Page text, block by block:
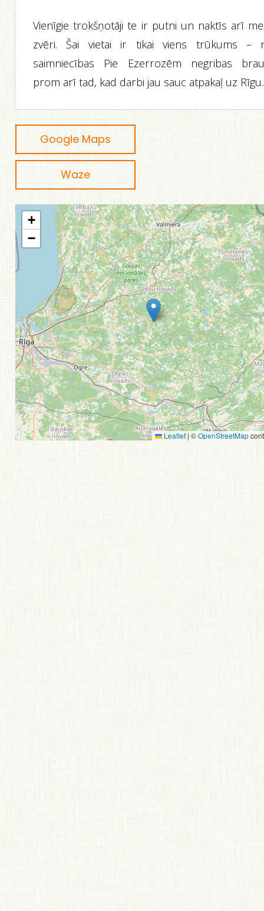
Vienīgie trokšņotāji te ir putni un naktīs arī
zvēri. Šai vietai ir tikai viens trūkums –
saimniecības Pie Ezerrozēm negribas
prom arī tad, kad darbi jau sauc atpakaļ uz Rīgu.
Google Maps
Waze
+
−
Leaflet | ©OpenStreetMap